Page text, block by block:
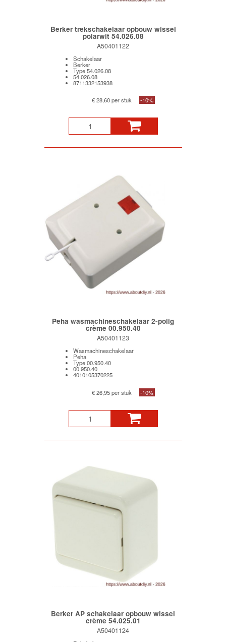
Berker trekschakelaar opbouw wissel
polarwit 54.026.08
A50401122
Schakelaar
Berker
Type 54.026.08
54.026.08
8711332153938
€ 28,60 per stuk -10%
Peha wasmachineschakelaar 2-polig
crème 00.950.40
A50401123
Wasmachineschakelaar
Peha
Type 00.950.40
00.950.40
4010105370225
€ 26,95 per stuk -10%
Berker AP schakelaar opbouw wissel
crème 54.025.01
A50401124